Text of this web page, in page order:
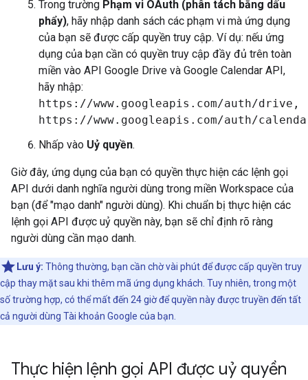
Trong trường Phạm vi OAuth (phân tách bằng dấu
phẩy), hãy nhập danh sách các phạm vi mà ứng dụng
của bạn sẽ được cấp quyền truy cập. Ví dụ: nếu ứng
dụng của bạn cần có quyền truy cập đầy đủ trên toàn
miền vào API Google Drive và Google Calendar API,
hãy nhập:
https://www.googleapis.com/auth/drive,
https://www.googleapis.com/auth/
Nhấp vào Uỷ quyền.
Giờ đây, ứng dụng của bạn có quyền thực hiện các lệnh gọi
API dưới danh nghĩa người dùng trong miền Workspace của
bạn (để "mạo danh" người dùng). Khi chuẩn bị thực hiện các
lệnh gọi API được uỷ quyền này, bạn sẽ chỉ định rõ ràng
người dùng cần mạo danh.
Lưu ý: Thông thường, bạn cần chờ vài phút để được cấp quyền truy
cập thay mặt sau khi thêm mã ứng dụng khách. Tuy nhiên, trong một
số trường hợp, có thể mất đến 24 giờ để quyền này được truyền đến tất
cả người dùng Tài khoản Google của bạn.
Thực hiện lệnh gọi API được uỷ quyền